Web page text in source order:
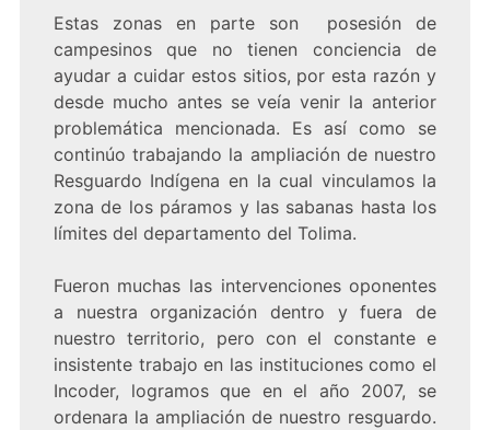
Estas zonas en parte son posesión de
campesinos que no tienen conciencia de
ayudar a cuidar estos sitios, por esta razón y
desde mucho antes se veía venir la anterior
problemática mencionada. Es así como se
continúo trabajando la ampliación de nuestro
Resguardo Indígena en la cual vinculamos la
zona de los páramos y las sabanas hasta los
límites del departamento del Tolima.
Fueron muchas las intervenciones oponentes
a nuestra organización dentro y fuera de
nuestro territorio, pero con el constante e
insistente trabajo en las instituciones como el
Incoder, logramos que en el año 2007, se
ordenara la ampliación de nuestro resguardo.